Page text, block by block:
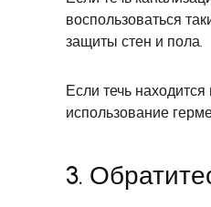
воспользоваться
защиты стен и пола.
Если течь
использование
3.